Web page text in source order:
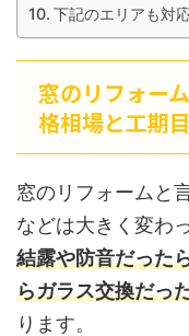
下記のエリアも対
窓のリフォー
格相場と工期
窓のリフォームと
などは大きく変わ
結露や防音だった
らガラス交換だっ
ります。